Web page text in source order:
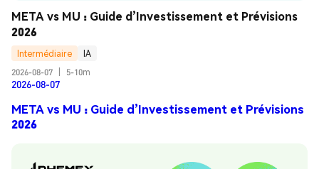
META vs MU : Guide d’Investissement et Prévisions
2026
Intermédiaire
IA
2026-08-07
5-10m
2026-08-07
META vs MU : Guide d’Investissement et Prévisions
2026